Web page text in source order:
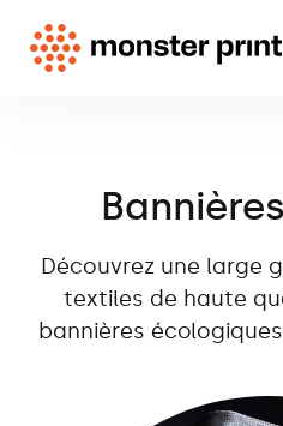
Découvrez une large
textiles de haute
bannières